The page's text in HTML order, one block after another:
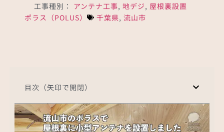
工事種別： アンテナ工事,地デジ, 屋根裏設置
ポラス（POLUS）
千葉県,流山市
目次（矢印で開閉）